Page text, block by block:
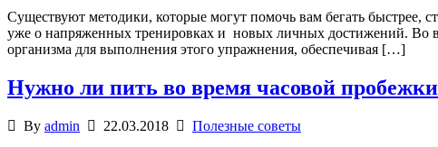
Существуют методики, которые могут помочь вам бегать быстрее,
уже о напряженных тренировках и новых личных достижений. Во
организма для выполнения этого упражнения, обеспечивая […]
Нужно ли пить во время часовой
By admin 22.03.2018
Полезные советы